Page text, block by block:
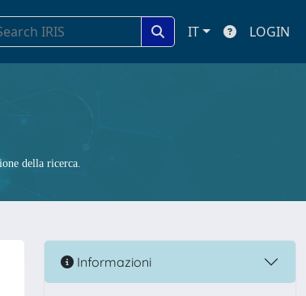
IT LOGIN
della ricerca.
Informazioni